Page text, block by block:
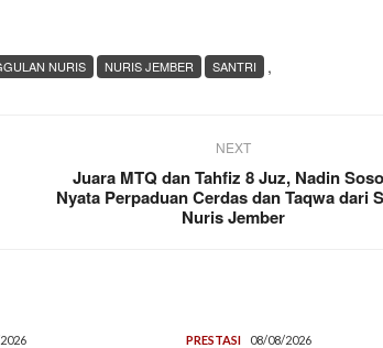
,
NURIS NURIS JEMBER SANTRI
NEXT
Juara MTQ dan Tahfiz 8 Juz, Nadin
Nyata Perpaduan Cerdas dan Taqwa dari
Nuris Jember
PRESTASI 08/08/2026